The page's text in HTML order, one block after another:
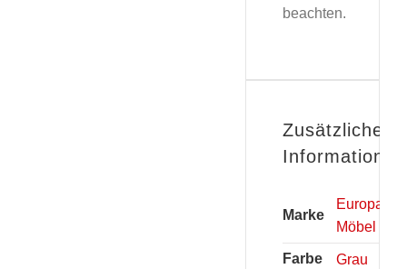
beachten.
Zusätzliche
Informationen
Marke
Europa
Möbel
Farbe Grau